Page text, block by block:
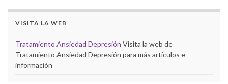
VISITA LA WEB
Tratamiento Ansiedad Depresión Visita la web de
Tratamiento Ansiedad Depresión para más artículos e
información